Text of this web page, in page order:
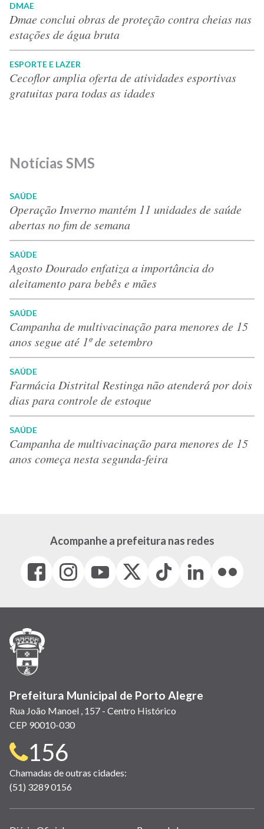
DMAE
Dmae conclui obras de proteção contra cheias nas
estações de água bruta
ESPORTE E LAZER
Cecoflor amplia oferta de atividades esportivas
gratuitas para todas as idades
Notícias SMS
SAÚDE
Operação Inverno mantém 11 unidades de saúde
abertas no fim de semana
SAÚDE
Agosto Dourado enfatiza a importância do
aleitamento para bebês e mães
SAÚDE
Campanha de multivacinação para menores de 15
anos segue até 1º de setembro
SAÚDE
Farmácia Distrital Restinga não atenderá por dois
dias para controle de estoque
SAÚDE
Campanha de multivacinação para menores de 15
anos começa nesta segunda-feira
Acompanhe a prefeitura nas redes
Facebook
(link
em
janela)
Instagram
(link
em
(link
em
(Antigo
(link
Tiktok
(link
em
LinkedIn
(link
em
(link
em
Prefeitura Municipal de Porto Alegre
Rua João Manoel , 157 - Centro Histórico
CEP 90010-030
Telefone
para
contato:
156
Chamadas de outras cidades:
(51) 3289 0156